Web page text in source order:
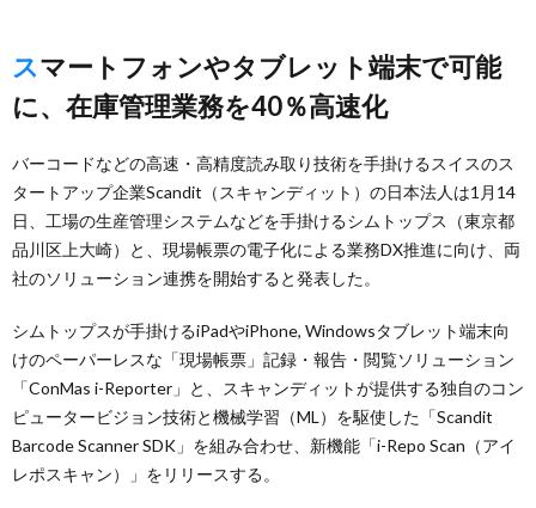
スマートフォンやタブレット端末で可能
に、在庫管理業務を40％高速化
バーコードなどの高速・高精度読み取り技術を手掛けるスイスのス
タートアップ企業Scandit（スキャンディット）の日本法人は1月14
日、工場の生産管理システムなどを手掛けるシムトップス（東京都
品川区上大崎）と、現場帳票の電子化による業務DX推進に向け、両
社のソリューション連携を開始すると発表した。
シムトップスが手掛けるiPadやiPhone, Windowsタブレット端末向
けのペーパーレスな「現場帳票」記録・報告・閲覧ソリューション
「ConMas i-Reporter」と、スキャンディットが提供する独自のコン
ピュータービジョン技術と機械学習（ML）を駆使した「Scandit
Barcode Scanner SDK」を組み合わせ、新機能「i-Repo Scan（アイ
レポスキャン）」をリリースする。